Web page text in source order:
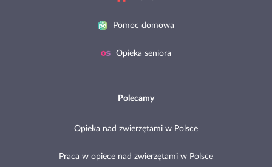
Pomoc domowa
Opieka seniora
Polecamy
Opieka nad zwierzętami w Polsce
Praca w opiece nad zwierzętami w Polsce